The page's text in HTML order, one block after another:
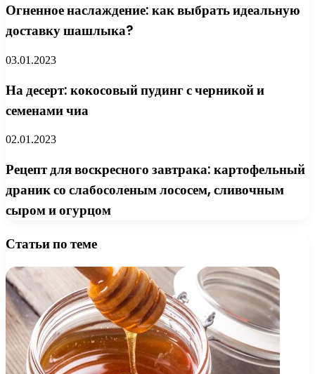
Огненное наслаждение: как выбрать идеальную
доставку шашлыка?
03.01.2023
На десерт: кокосовый пудинг с черникой и
семенами чиа
02.01.2023
Рецепт для воскресного завтрака: картофельный
драник со слабосоленым лососем, сливочным
сыром и огурцом
Статьи по теме